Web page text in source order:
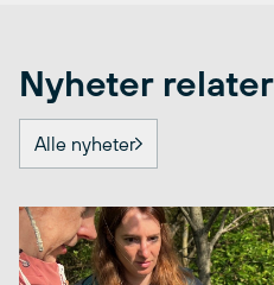
Nyheter
Alle nyheter